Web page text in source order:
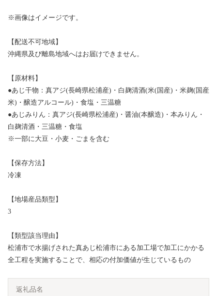
※画像はイメージです。
【配送不可地域】
沖縄県及び離島地域へはお届けできません。
【原材料】
●あじ干物：真アジ(長崎県松浦産)・白麹清酒(米(国産)・米麹(国産
米)・醸造アルコール)・食塩・三温糖
●あじみりん：真アジ(長崎県松浦産)・醤油(本醸造)・本みりん・
白麹清酒・三温糖・食塩
※一部に大豆・小麦・ごまを含む
【保存方法】
冷凍
【地場産品類型】
3
【類型該当理由】
松浦市で水揚げされた真あじ松浦市にある加工場で加工にかかる
全工程を実施することで、相応の付加価値が生じているもの
返礼品名